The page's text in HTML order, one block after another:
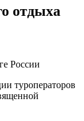
отдыха
туроператоров